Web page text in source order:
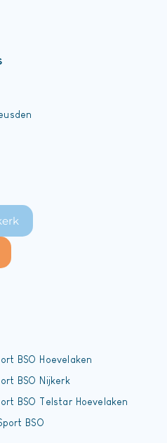
BSO Hoevelaken
BSO Nijkerk
BSO Telstar Hoevelaken
BSO